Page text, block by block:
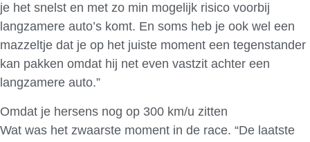
je het snelst en met zo min mogelijk risico voorbij
langzamere auto’s komt. En soms heb je ook wel een
mazzeltje dat je op het juiste moment een tegenstander
kan pakken omdat hij net even vastzit achter een
langzamere auto.”
Omdat je hersens nog op 300 km/u zitten
Wat was het zwaarste moment in de race. “De laatste